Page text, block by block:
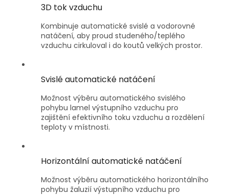
3D tok vzduchu
Kombinuje automatické svislé a vodorovné
natáčení, aby proud studeného/teplého
vzduchu cirkuloval i do koutů velkých prostor.
Svislé automatické natáčení
Možnost výběru automatického svislého
pohybu lamel výstupního vzduchu pro
zajištění efektivního toku vzduchu a rozdělení
teploty v místnosti.
Horizontální automatické natáčení
Možnost výběru automatického horizontálního
pohybu žaluzií výstupního vzduchu pro